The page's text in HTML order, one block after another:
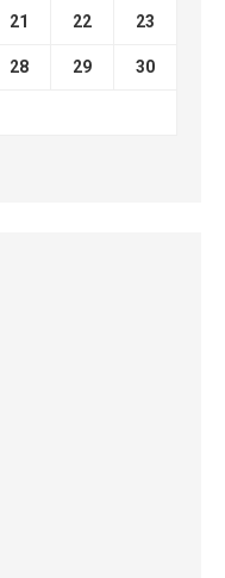
21 22 23
28 29 30